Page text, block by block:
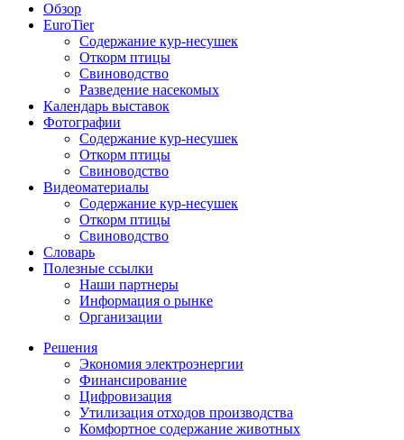
Обзор
EuroTier
Содержание кур-несушек
Откорм птицы
Свиноводство
Разведение насекомых
Календарь выставок
Фотографии
Содержание кур-несушек
Откорм птицы
Свиноводство
Видеоматериалы
Содержание кур-несушек
Откорм птицы
Свиноводство
Словарь
Полезные ссылки
Наши партнеры
Информация о рынке
Организации
Решения
Экономия электроэнергии
Финансирование
Цифровизация
Утилизация отходов производства
Комфортное содержание животных